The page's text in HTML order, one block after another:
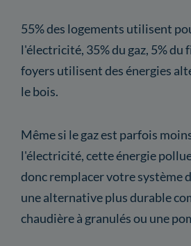
55% des logements utilisent
l'électricité, 35% du gaz, 5% du
foyers utilisent des énergies
le bois.
Même si le gaz est parfois
l'électricité, cette énergie
donc remplacer votre système
une alternative plus durable
chaudière à granulés ou une